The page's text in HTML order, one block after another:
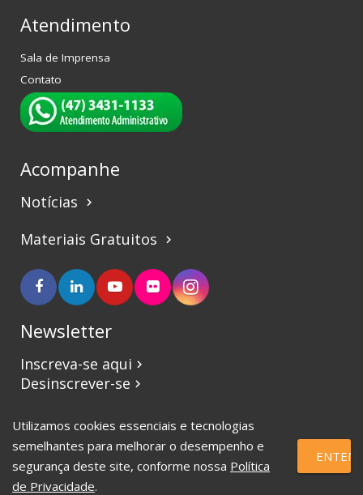
Atendimento
Sala de Imprensa
Contato
Acompanhe
Notícias keyboard_arrow_right
Materiais Gratuitos keyboard_arrow_right
Newsletter
Inscreva-se aqui keyboard_arrow_right
Desinscrever-se keyboard_arrow_right
©2017 CBVJ. Todos os direitos reservados.
Utilizamos cookies essenciais e tecnologias
semelhantes para melhorar o desempenho e
segurança deste site, conforme nossa Política
de Privacidade.